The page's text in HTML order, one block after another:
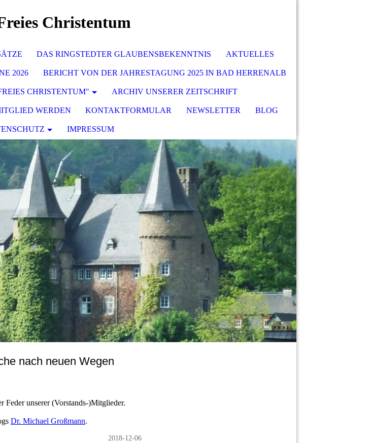
Christentum
DAS RINGSTEDTER GLAUBENSBEKENNTNIS AKTUELLES
2026 BERICHT VON DER JAHRESTAGUNG 2025 IN BAD HERRENALB
CHRISTENTUM" ARCHIV UNSERER ZEITSCHRIFT
WERDEN KONTAKTFORMULAR NEWSLETTER BLOG
IMPRESSUM
nach neuen Wegen
Feder unserer (Vorstands-)Mitglieder.
Dr. Michael Großmann.
2018-12-06